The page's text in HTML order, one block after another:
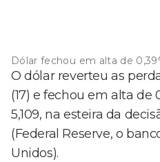
Dólar fechou em alta de
O dólar reverteu as
(17) e fechou em alta de
5,109, na esteira da
(Federal Reserve, o
Unidos).